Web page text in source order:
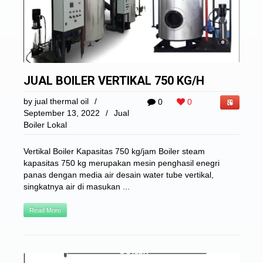
JUAL BOILER VERTIKAL 750 KG/H
0 0
by jual thermal oil
/
September 13, 2022
/
Jual
Boiler Lokal
Vertikal Boiler Kapasitas 750 kg/jam Boiler steam
kapasitas 750 kg merupakan mesin penghasil enegri
panas dengan media air desain water tube vertikal,
singkatnya air di masukan ...
Read More